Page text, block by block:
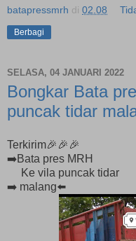
batapressmrh di 02.08
Berbagi
SELASA, 04 JANUARI 2022
Bongkar Bata
puncak tidar
Terkirim🎉🎉🎉
➡️Bata pres MRH
Ke vila puncak tidar
➡️ malang⬅️